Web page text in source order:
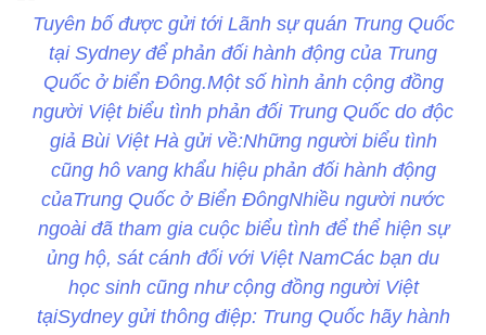
Tuyên bố được gửi tới Lãnh sự quán Trung Quốc
tại Sydney để phản đối hành động của Trung
Quốc ở biển Đông.Một số hình ảnh cộng đồng
người Việt biểu tình phản đối Trung Quốc do độc
giả Bùi Việt Hà gửi về:Những người biểu tình
cũng hô vang khẩu hiệu phản đối hành động
củaTrung Quốc ở Biển ĐôngNhiều người nước
ngoài đã tham gia cuộc biểu tình để thể hiện sự
ủng hộ, sát cánh đối với Việt NamCác bạn du
học sinh cũng như cộng đồng người Việt
tạiSydney gửi thông điệp: Trung Quốc hãy hành